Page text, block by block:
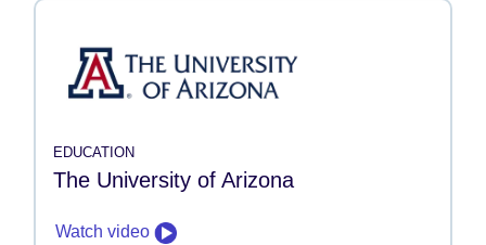
EDUCATION
The University of Arizona
Watch video